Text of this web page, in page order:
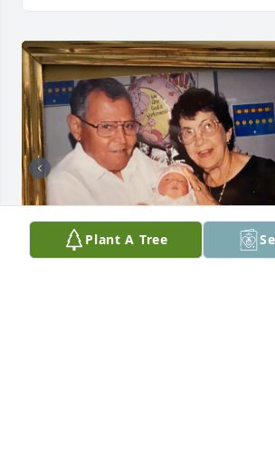
Plant A Tree